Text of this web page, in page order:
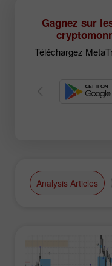
Gagnez sur
Téléchargez
Analysis Articles